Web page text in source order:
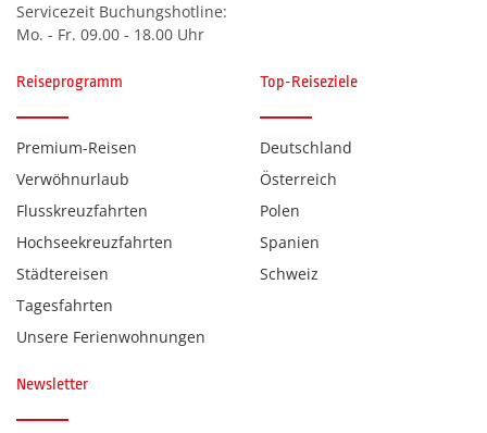
Servicezeit Buchungshotline:
Mo. - Fr. 09.00 - 18.00 Uhr
Reiseprogramm
Premium-Reisen
Verwöhnurlaub
Flusskreuzfahrten
Hochseekreuzfahrten
Städtereisen
Tagesfahrten
Unsere Ferienwohnungen
Top-Reiseziele
Deutschland
Österreich
Polen
Spanien
Schweiz
Newsletter